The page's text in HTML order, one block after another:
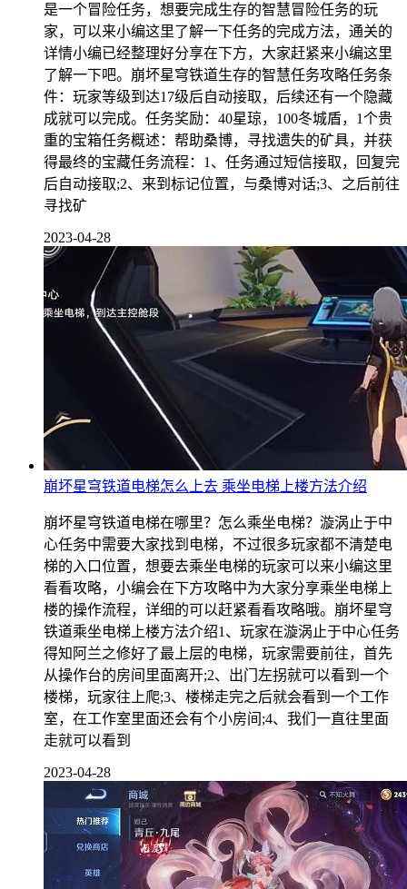
是一个冒险任务，想要完成生存的智慧冒险任务的玩
家，可以来小编这里了解一下任务的完成方法，通关的
详情小编已经整理好分享在下方，大家赶紧来小编这里
了解一下吧。崩坏星穹铁道生存的智慧任务攻略任务条
件：玩家等级到达17级后自动接取，后续还有一个隐藏
成就可以完成。任务奖励：40星琼，100冬城盾，1个贵
重的宝箱任务概述：帮助桑博，寻找遗失的矿具，并获
得最终的宝藏任务流程：1、任务通过短信接取，回复完
后自动接取;2、来到标记位置，与桑博对话;3、之后前往
寻找矿
2023-04-28
崩坏星穹铁道电梯怎么上去 乘坐电梯上楼方法介绍
崩坏星穹铁道电梯在哪里？怎么乘坐电梯？漩涡止于中
心任务中需要大家找到电梯，不过很多玩家都不清楚电
梯的入口位置，想要去乘坐电梯的玩家可以来小编这里
看看攻略，小编会在下方攻略中为大家分享乘坐电梯上
楼的操作流程，详细的可以赶紧看看攻略哦。崩坏星穹
铁道乘坐电梯上楼方法介绍1、玩家在漩涡止于中心任务
得知阿兰之修好了最上层的电梯，玩家需要前往，首先
从操作台的房间里面离开;2、出门左拐就可以看到一个
楼梯，玩家往上爬;3、楼梯走完之后就会看到一个工作
室，在工作室里面还会有个小房间;4、我们一直往里面
走就可以看到
2023-04-28